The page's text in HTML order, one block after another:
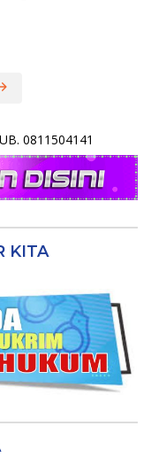
0811504141
KITA